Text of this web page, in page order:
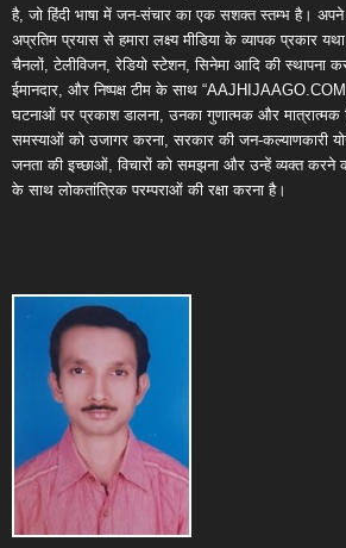
है, जो हिंदी भाषा में जन-संचार का एक सशक्त स्तम्भ है।
अप्रतिम प्रयास से हमारा लक्ष्य मीडिया के व्यापक प्रकार
चैनलों, टेलीविजन, रेडियो स्टेशन, सिनेमा आदि की स्थापना
ईमानदार, और निष्पक्ष टीम के साथ
घटनाओं पर प्रकाश डालना, उनका गुणात्मक और मात्रात्मक
समस्याओं को उजागर करना, सरकार की जन-कल्याणकारी
जनता की इच्छाओं, विचारों को समझना और उन्हें व्यक्त करने
के साथ लोकतांत्रिक परम्पराओं की रक्षा करना है।